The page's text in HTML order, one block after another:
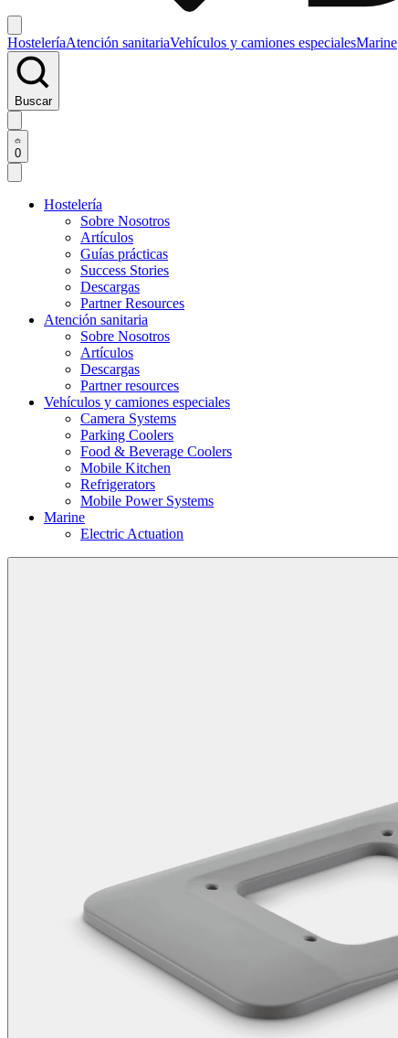
HosteleríaAtención sanitariaVehículos y camiones especialesMarine
Buscar
0
Hostelería
Sobre Nosotros
Artículos
Guías prácticas
Success Stories
Descargas
Partner Resources
Atención sanitaria
Sobre Nosotros
Artículos
Descargas
Partner resources
Vehículos y camiones especiales
Camera Systems
Parking Coolers
Food & Beverage Coolers
Mobile Kitchen
Refrigerators
Mobile Power Systems
Marine
Electric Actuation